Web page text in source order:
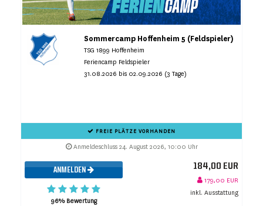
Sommercamp Hoffenheim 5 (Feldspieler)
TSG 1899 Hoffenheim
Feriencamp Feldspieler
31.08.2026 bis 02.09.2026 (3 Tage)
FREIE PLÄTZE VORHANDEN
Anmeldeschluss 24. August 2026, 10:00 Uhr
ANMELDEN
96% Bewertung
184,00 EUR
179,00 EUR
inkl. Ausstattung